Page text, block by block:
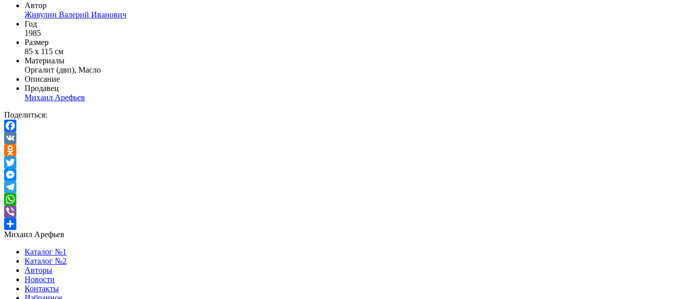
Автор
Живулин Валерий Иванович
Год
1985
Размер
85 х 115 см
Материалы
Оргалит (двп), Масло
Описание
Продавец
Михаил Арефьев
Поделиться:
Facebook
VK
Odnoklassniki
Twitter
Messenger
Telegram
WhatsApp
Viber
Отправить
Михаил Арефьев
Каталог №1
Каталог №2
Авторы
Новости
Контакты